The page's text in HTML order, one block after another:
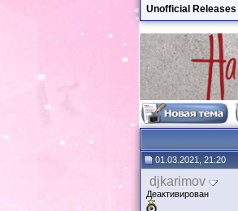
Unofficial Releases
01.03.2021, 21:20
djkarimov
Деактивирован